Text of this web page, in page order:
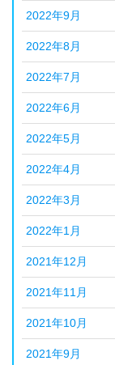
2022年9月
2022年8月
2022年7月
2022年6月
2022年5月
2022年4月
2022年3月
2022年1月
2021年12月
2021年11月
2021年10月
2021年9月